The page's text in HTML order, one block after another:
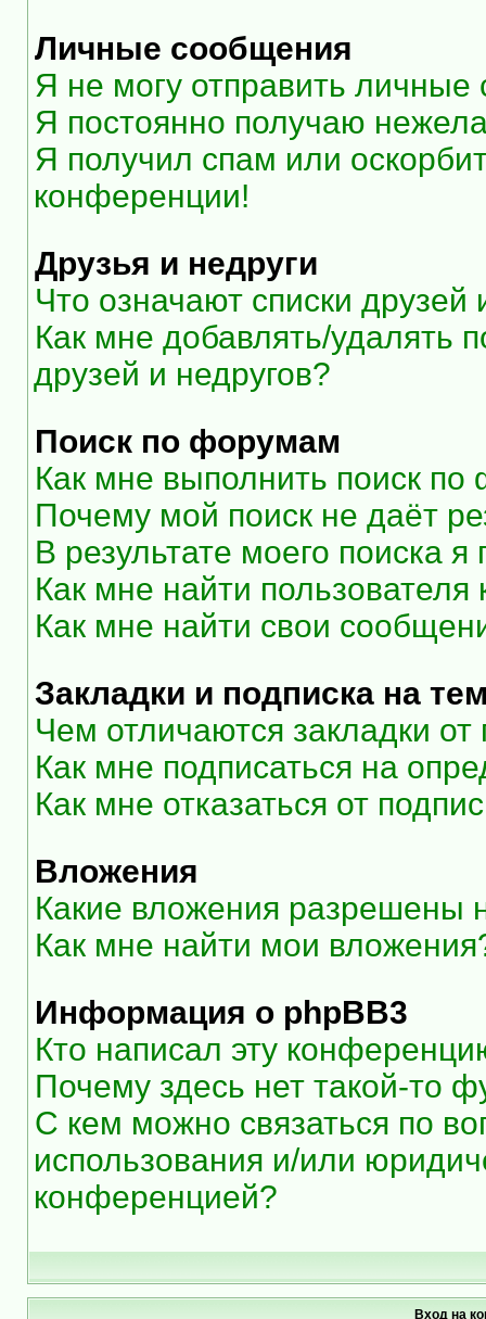
Личные сообщения
Я не могу отправить
Я постоянно получаю
Я получил спам или
конференции!
Друзья и недруги
Что означают списки друзей
Как мне добавлять/удалять
друзей и недругов?
Поиск по форумам
Как мне выполнить поиск
Почему мой поиск не даёт
В результате моего поиска
Как мне найти
Как мне найти свои
Закладки и подписка на
Чем отличаются закладки от
Как мне подписаться на
Как мне отказаться от
Вложения
Какие вложения разрешены
Как мне найти мои
Информация о phpBB3
Кто написал эту
Почему здесь нет такой-то
С кем можно связаться по
использования и/или
конференцией?
Вход на